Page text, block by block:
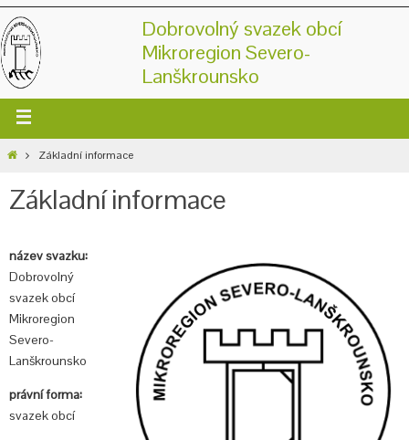
Dobrovolný svazek obcí
Mikroregion Severo-
Lanškrounsko
Základní informace
Základní informace
název svazku:
Dobrovolný
svazek obcí
Mikroregion
Severo-
Lanškrounsko
právní forma:
svazek obcí